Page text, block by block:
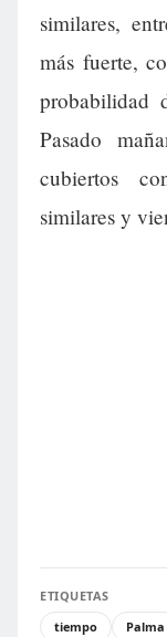
similares,
más fuerte,
probabilidad
Pasado
cubiertos
similares y
ETIQUETAS
tiempo
Palma